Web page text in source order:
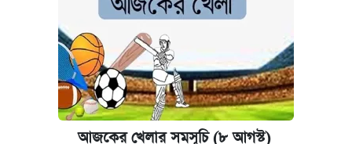
নবম জাতীয় পে-স্কেল নিয়ে সর্বশেষ যা জানা গেল
আজকের বাজারে স্বর্ণের দাম (৪ আগস্ট)
আজকের বাজারে স্বর্ণ-রুপার দাম (৫ আগস্ট)
আজকের খেলার সমসূচি (৮ আগস্ট)